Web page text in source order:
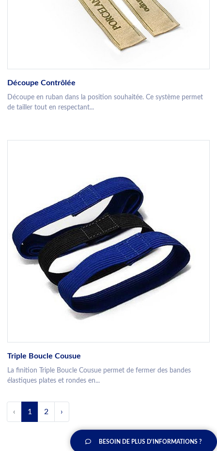
Découpe Contrôlée
Découpe en ruban dans la position souhaitée. Ce système permet
de tailler tout en respectant...
Triple Boucle Cousue
La finition Triple Boucle Cousue permet de fermer des bandes
élastiques plates et rondes en...
‹ 1 2 ›
BESOIN DE PLUS D'INFORMATIONS ?